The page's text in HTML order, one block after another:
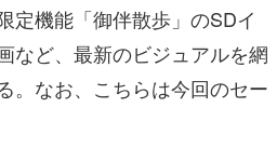
定機能「御伴散歩」のSDイ
など、最新のビジュアルを網
。なお、こちらは今回のセー